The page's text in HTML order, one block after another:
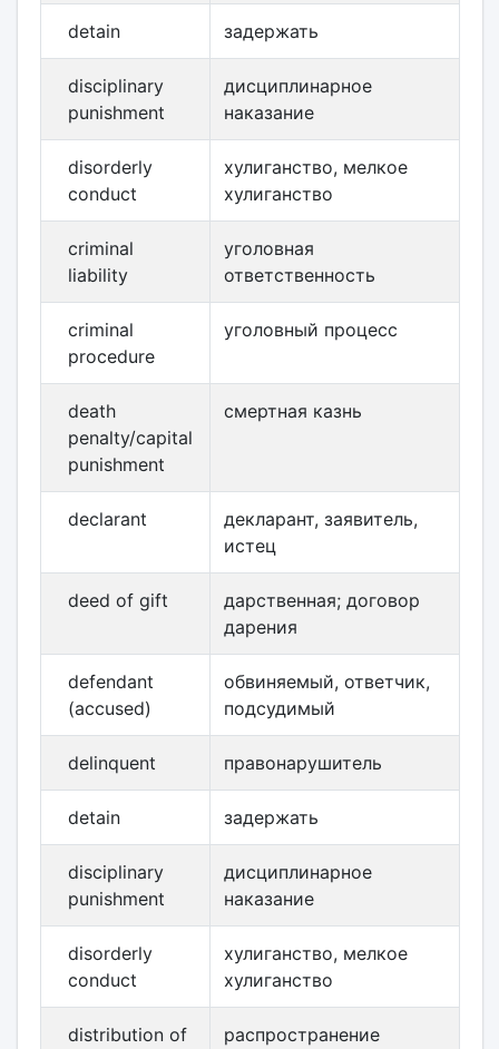
detain задержать
disciplinary
punishment
дисциплинарное
наказание
disorderly
conduct
хулиганство, мелкое
хулиганство
criminal
liability
уголовная
ответственность
criminal
procedure
уголовный процесс
death
penalty/capital
punishment
смертная казнь
declarant
декларант, заявитель,
истец
deed of gift
дарственная; договор
дарения
defendant
(accused)
обвиняемый, ответчик,
подсудимый
delinquent правонарушитель
detain задержать
disciplinary
punishment
дисциплинарное
наказание
disorderly
conduct
хулиганство, мелкое
хулиганство
distribution of
распространение